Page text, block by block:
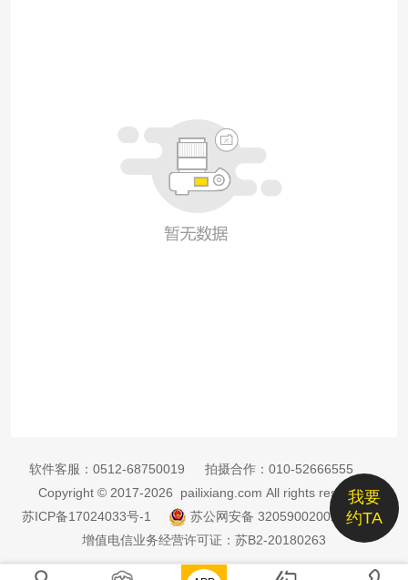
我要
约TA
软件客服： 0512-68750019 拍摄合作： 010-52666555
Copyright © 2017-2026 pailixiang.com All rights reserved
苏ICP备17024033号-1
苏公网安备 32059002002885号
增值电信业务经营许可证：苏B2-20180263